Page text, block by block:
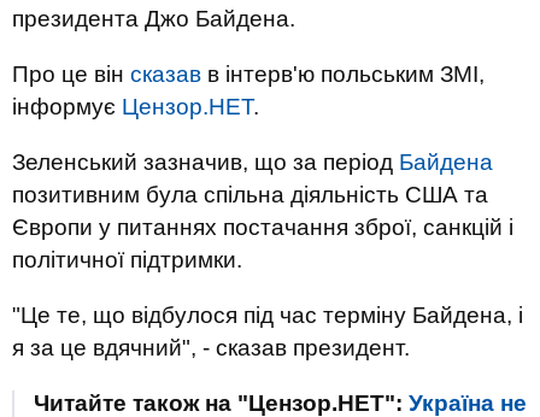
президента Джо Байдена.
Про це він сказав в інтерв'ю польським ЗМІ,
інформує Цензор.НЕТ.
Зеленський зазначив, що за період Байдена
позитивним була спільна діяльність США та
Європи у питаннях постачання зброї, санкцій і
політичної підтримки.
"Це те, що відбулося під час терміну Байдена, і
я за це вдячний", - сказав президент.
Читайте також на "Цензор.НЕТ": Україна не